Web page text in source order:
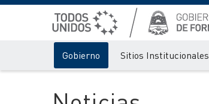
Gobierno Sitios Institucionales